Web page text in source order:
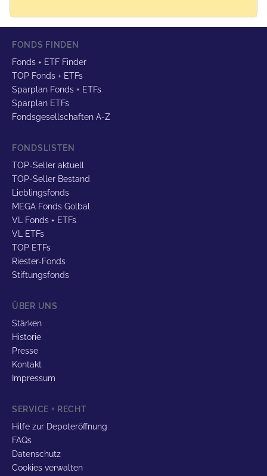
FONDS FINDEN
Fonds + ETF Finder
TOP Fonds + ETFs
Sparplan Fonds + ETFs
Sparplan ETFs
Fondsgesellschaften A-Z
FONDSLISTEN
TOP-Seller aktuell
TOP-Seller Bestand
Lieblingsfonds
MEGA Fonds Golbal
VL Fonds + ETFs
VL ETFs
TOP ETFs
Riester-Fonds
Stiftungsfonds
ÜBER UNS
Stärken
Historie
Presse
Kontakt
Impressum
SERVICE + RECHT
Hilfe zur Depoteröffnung
FAQs
Datenschutz
Cookies verwalten